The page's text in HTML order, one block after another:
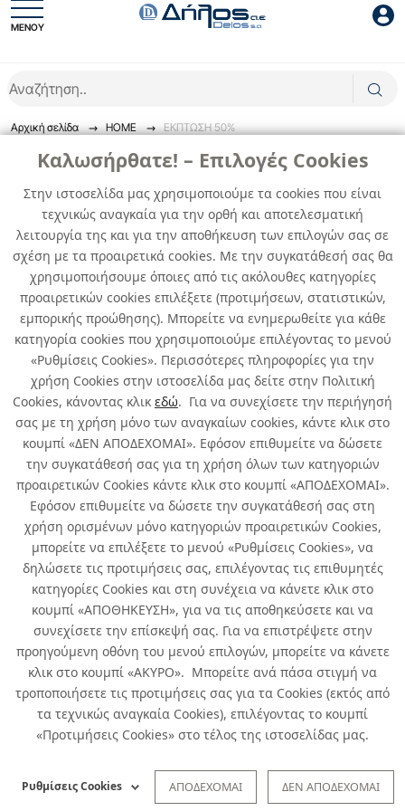
Καλωσήρθατε! – Επιλογές Cookies
Στην ιστοσελίδα μας χρησιμοποιούμε τα cookies που είναι
τεχνικώς αναγκαία για την ορθή και αποτελεσματική
λειτουργία της και για την αποθήκευση των επιλογών σας σε
σχέση με τα προαιρετικά cookies. Με την συγκατάθεσή σας θα
χρησιμοποιήσουμε όποιες από τις ακόλουθες κατηγορίες
προαιρετικών cookies επιλέξετε (προτιμήσεων, στατιστικών,
εμπορικής προώθησης). Μπορείτε να ενημερωθείτε για κάθε
κατηγορία cookies που χρησιμοποιούμε επιλέγοντας το μενού
«Ρυθμίσεις Cookies». Περισσότερες πληροφορίες για την
χρήση Cookies στην ιστοσελίδα μας δείτε στην Πολιτική
Cookies, κάνοντας κλικ εδώ. Για να συνεχίσετε την περιήγησή
σας με τη χρήση μόνο των αναγκαίων cookies, κάντε κλικ στο
κουμπί «ΔΕΝ ΑΠΟΔΕΧΟΜΑΙ». Εφόσον επιθυμείτε να δώσετε
την συγκατάθεσή σας για τη χρήση όλων των κατηγοριών
προαιρετικών Cookies κάντε κλικ στο κουμπί «ΑΠΟΔΕΧΟΜΑΙ».
Εφόσον επιθυμείτε να δώσετε την συγκατάθεσή σας στη
χρήση ορισμένων μόνο κατηγοριών προαιρετικών Cookies,
μπορείτε να επιλέξετε το μενού «Ρυθμίσεις Cookies», να
δηλώσετε τις προτιμήσεις σας, επιλέγοντας τις επιθυμητές
κατηγορίες Cookies και στη συνέχεια να κάνετε κλικ στο
κουμπί «ΑΠΟΘΗΚΕΥΣΗ», για να τις αποθηκεύσετε και να
συνεχίσετε την επίσκεψή σας. Για να επιστρέψετε στην
προηγούμενη οθόνη του μενού επιλογών, μπορείτε να κάνετε
κλικ στο κουμπί «ΑΚΥΡΟ». Μπορείτε ανά πάσα στιγμή να
τροποποιήσετε τις προτιμήσεις σας για τα Cookies (εκτός από
τα τεχνικώς αναγκαία Cookies), επιλέγοντας το κουμπί
«Προτιμήσεις Cookies» στο τέλος της ιστοσελίδας μας.
ΔΕΝ ΑΠΟΔΕΧΟΜΑΙ
ΑΠΟΔΕΧΟΜΑΙ
Ρυθμίσεις Cookies
ΜΕΝΟΥ
Είσοδος
Ξέχασες το password;
Αρχική σελίδα HOME ΕΚΠΤΩΣΗ 50%
ΕΚΠΤΩΣΗ 50%
προϊόντα
Δεν βρέθηκαν προϊόντα
Σχετικά με εμάς
Χρήσιμα
Όροι χρήσης & Ασφάλεια